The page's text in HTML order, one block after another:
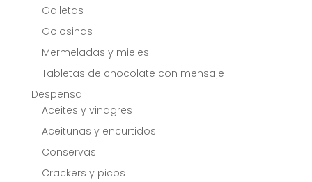
Galletas
Golosinas
Mermeladas y mieles
Tabletas de chocolate con mensaje
Despensa
Aceites y vinagres
Aceitunas y encurtidos
Conservas
Crackers y picos